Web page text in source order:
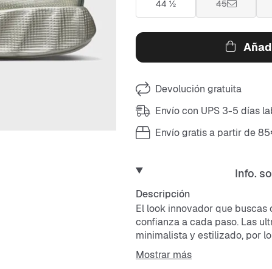
44 ½ 45
Devolución gratuita
Envío con UPS 3-5 días
Envío gratis a partir de
Info.
Descripción
El look innovador que
confianza a cada paso. Las
minimalista y estilizado, por
La amortiguación suave y el
estabilidad donde vayas.
Mostrar más